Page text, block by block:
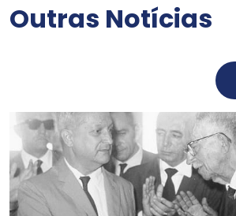
Outras Notícias